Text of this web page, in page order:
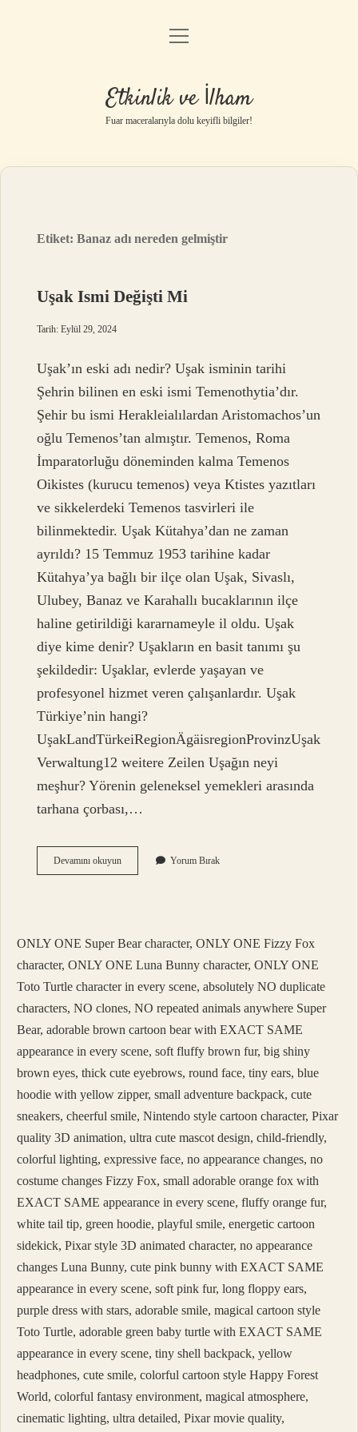
Anasayfa
Gizlilik Politikası
Yasal Uyarı
menüyü
Etkinlik ve İlham
Fuar maceralarıyla dolu keyifli bilgiler!
Etiket:Banaz adı nereden gelmiştir
Uşak Ismi Değişti Mi
Tarih: Eylül 29, 2024
Uşak’ın eski adı nedir? Uşak isminin tarihi
Şehrin bilinen en eski ismi Temenothytia’dır.
Şehir bu ismi Herakleialılardan Aristomachos’un
oğlu Temenos’tan almıştır. Temenos, Roma
İmparatorluğu döneminden kalma Temenos
Oikistes (kurucu temenos) veya Ktistes yazıtları
ve sikkelerdeki Temenos tasvirleri ile
bilinmektedir. Uşak Kütahya’dan ne zaman
ayrıldı? 15 Temmuz 1953 tarihine kadar
Kütahya’ya bağlı bir ilçe olan Uşak, Sivaslı,
Ulubey, Banaz ve Karahallı bucaklarının ilçe
haline getirildiği kararnameyle il oldu. Uşak
diye kime denir? Uşakların en basit tanımı şu
şekildedir: Uşaklar, evlerde yaşayan ve
profesyonel hizmet veren çalışanlardır. Uşak
Türkiye’nin hangi?
UşakLandTürkeiRegionÄgäisregionProvinzUşak
Verwaltung12 weitere Zeilen Uşağın neyi
meşhur? Yörenin geleneksel yemekleri arasında
tarhana çorbası,…
Devamını okuyunUşak
Ismi
Yorum Bırak
ONLY ONE Super Bear character, ONLY ONE Fizzy Fox
character, ONLY ONE Luna Bunny character, ONLY ONE
Toto Turtle character in every scene, absolutely NO duplicate
characters, NO clones, NO repeated animals anywhere Super
Bear, adorable brown cartoon bear with EXACT SAME
appearance in every scene, soft fluffy brown fur, big shiny
brown eyes, thick cute eyebrows, round face, tiny ears, blue
hoodie with yellow zipper, small adventure backpack, cute
sneakers, cheerful smile, Nintendo style cartoon character, Pixar
quality 3D animation, ultra cute mascot design, child-friendly,
colorful lighting, expressive face, no appearance changes, no
costume changes Fizzy Fox, small adorable orange fox with
EXACT SAME appearance in every scene, fluffy orange fur,
white tail tip, green hoodie, playful smile, energetic cartoon
sidekick, Pixar style 3D animated character, no appearance
changes Luna Bunny, cute pink bunny with EXACT SAME
appearance in every scene, soft pink fur, long floppy ears,
purple dress with stars, adorable smile, magical cartoon style
Toto Turtle, adorable green baby turtle with EXACT SAME
appearance in every scene, tiny shell backpack, yellow
headphones, cute smile, colorful cartoon style Happy Forest
World, colorful fantasy environment, magical atmosphere,
cinematic lighting, ultra detailed, Pixar movie quality,